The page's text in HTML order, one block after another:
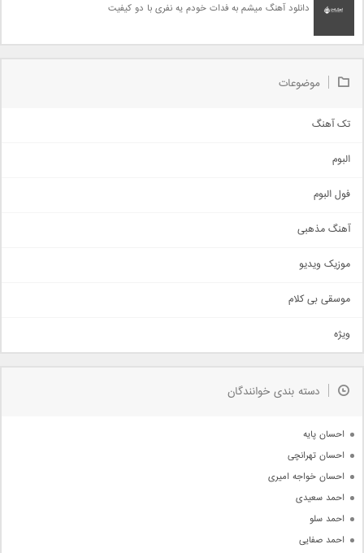
دانلود آهنگ میشم به فدات خودم یه نفری با دو کیفیت
موضوعات
تک آهنگ
اجتماعی
حماسی
سنتی
اهنگ بندرعباسی
دمو
مذهبی
جدیدترین ها
البوم
فول البوم
آهنگ مذهبی
موزیک ویدیو
موسقی بی کلام
ویژه
دسته بندی خوانندگان
احسان پایه
احسان تهرانچی
احسان خواجه امیری
احمد سعیدی
احمد سلو
احمد صفایی